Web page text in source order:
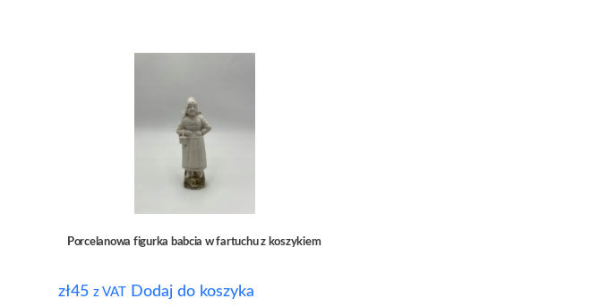
Porcelanowa figurka babcia w fartuchu z koszykiem
zł45 z VAT Dodaj do koszyka